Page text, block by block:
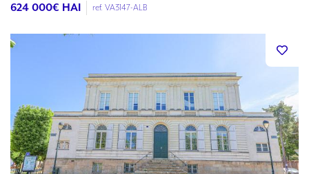
624 000€ HAI ref. VA3147-ALB